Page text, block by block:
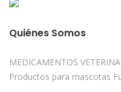
Quiénes Somos
MEDICAMENTOS
Productos para mascotas